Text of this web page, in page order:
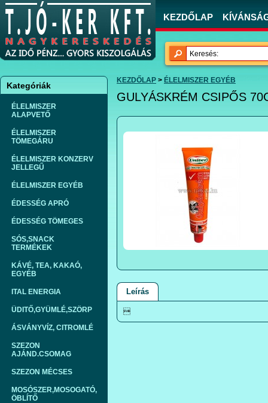
KEZDŐLAP
Kategóriák
ÉLELMISZER
ALAPVETŐ
ÉLELMISZER
TÖMEGÁRU
ÉLELMISZER KONZERV
JELLEGŰ
ÉLELMISZER EGYÉB
ÉDESSÉG APRÓ
ÉDESSÉG TÖMEGES
SÓS,SNACK
TERMÉKEK
KÁVÉ, TEA, KAKAÓ,
EGYÉB
ITAL ENERGIA
ÜDITŐ,GYÜMLÉ,SZÖRP
ÁSVÁNYVÍZ, CITROMLÉ
SZEZON
AJÁND.CSOMAG
SZEZON MÉCSES
MOSÓSZER,MOSOGATÓ,
ÖBLÍTŐ
KEZDŐLAP > ÉLELMISZER EGYÉB
GULYÁSKRÉM CSIPŐS
Leírás
